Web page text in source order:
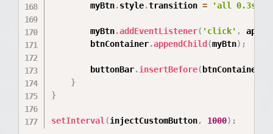
        myBtn
.style.transition = 'all 0.3s
        myBtn
.addEventListener( 'click' ,
        btnContainer
.appendChild (myBtn) ;
        buttonBar
.insertBefore( btnContainer
}
}
setInterval (injectCustomButton, 1000) ;